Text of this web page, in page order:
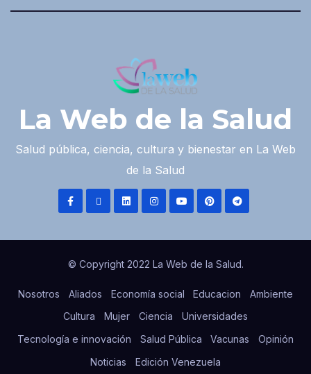
La Web de la Salud
Salud pública, ciencia, cultura y bienestar en La Web
de la Salud
© Copyright 2022 La Web de la Salud.
Nosotros Aliados Economía social Educacion
Ambiente
Cultura
Mujer Ciencia
Universidades
Tecnología e innovación
Salud Pública Vacunas
Opinión
Noticias
Edición Venezuela